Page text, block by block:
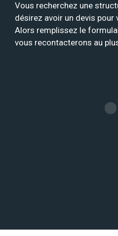
Vous recherchez une
désirez avoir un devis pour
Alors remplissez le
vous recontacterons au